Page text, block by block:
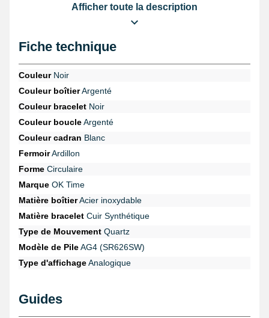
sorcière, son balai, ses bottes et un livre de magie, un chat noir,
Le bracelet
D'apparence noir, le bracelet de montre
une boucle type ardillon
bracelet de montre à l'aide de pompe d'une longueur de 20 mm,
mm.
Afficher toute la description
Fiche technique
CouleurNoir
Couleur boîtierArgenté
Couleur bracelet Noir
Couleur boucleArgenté
Couleur cadran Blanc
FermoirArdillon
Forme Circulaire
Marque OK Time
Matière boîtierAcier inoxydable
Matière bracelet Cuir Synthétique
Type de Mouvement Quartz
Modèle de PileAG4 (SR626SW)
Type d'affichageAnalogique
Guides